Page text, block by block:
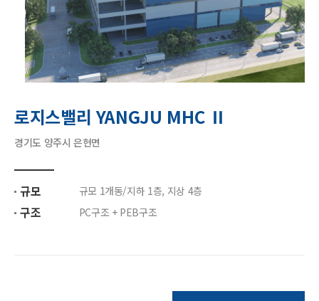
로지스밸리 YANGJU MHC Ⅱ
경기도 양주시 은현면
규모 규모 1개동/지하 1층, 지상 4층
구조 PC구조 + PEB구조